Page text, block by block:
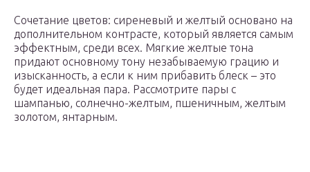
Сочетание цветов: сиреневый и желтый основано на
дополнительном контрасте, который является самым
эффектным, среди всех. Мягкие желтые тона
придают основному тону незабываемую грацию и
изысканность, а если к ним прибавить блеск – это
будет идеальная пара. Рассмотрите пары с
шампанью, солнечно-желтым, пшеничным, желтым
золотом, янтарным.